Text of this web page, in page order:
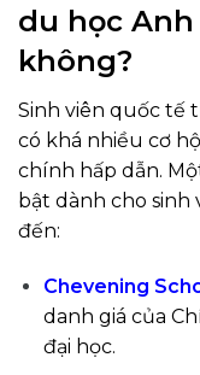
du học
không?
Sinh viên quốc tế
có khá nhiều cơ
chính hấp dẫn.
bật dành cho sinh
đến:
Chevening
danh giá của
đại học.